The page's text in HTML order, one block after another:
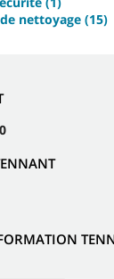
nettoyage (15)